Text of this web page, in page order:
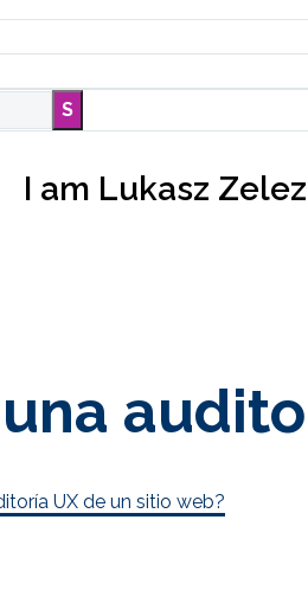
I am Lukasz
UX de un sitio web?